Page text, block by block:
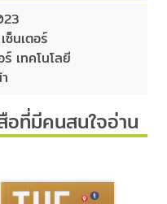
นเตอร์
เทคโนโลยี
อที่มีคนสนใจอ่าน